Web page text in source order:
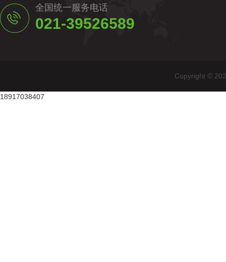
全国统一服务电话
021-39526589
Copyright ©
18917038407